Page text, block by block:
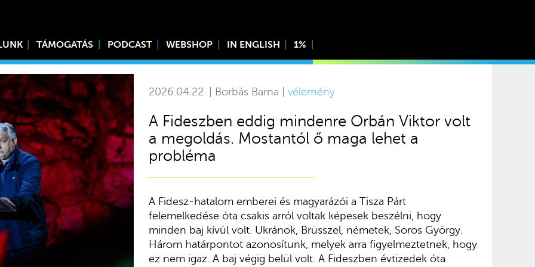
TÁMOGATÁS PODCAST WEBSHOP IN ENGLISH 1%
2026.04.22. | Borbás Barna | vélemény
A Fideszben eddig mindenre Orbán Viktor volt
a megoldás. Mostantól ő maga lehet a
probléma
A Fidesz-hatalom emberei és magyarázói a Tisza Párt
felemelkedése óta csakis arról voltak képesek beszélni, hogy
minden baj kívül volt. Ukránok, Brüsszel, németek, Soros György.
Három határpontot azonosítunk, melyek arra figyelmeztetnek, hogy
ez nem igaz. A baj végig belül volt. A Fideszben évtizedek óta